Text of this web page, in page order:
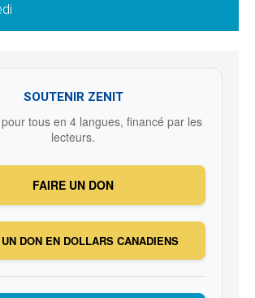
SOUTENIR ZENIT
tous en 4 langues, financé par les
lecteurs.
FAIRE UN DON
DON EN DOLLARS CANADIENS